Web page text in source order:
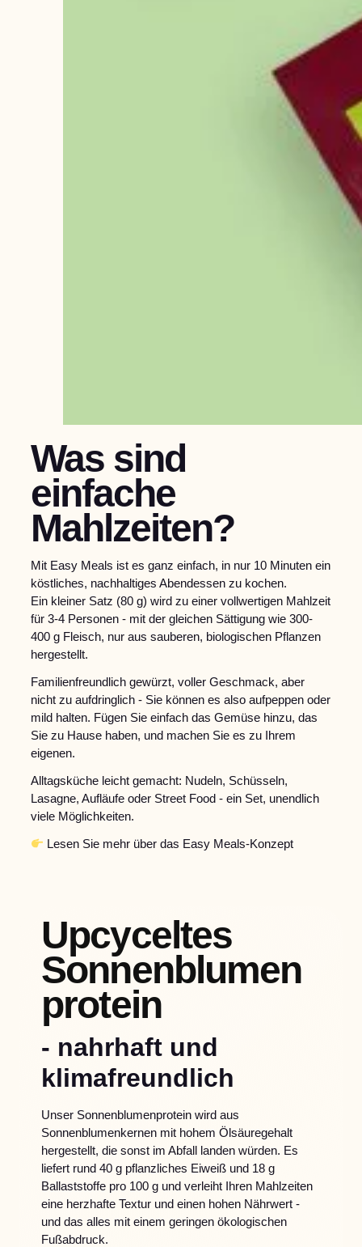
Was sind
einfache
Mahlzeiten?
Mit Easy Meals ist es ganz einfach, in nur 10 Minuten ein
köstliches, nachhaltiges Abendessen zu kochen.
Ein kleiner Satz (80 g) wird zu einer vollwertigen Mahlzeit
für 3-4 Personen - mit der gleichen Sättigung wie 300-
400 g Fleisch, nur aus sauberen, biologischen Pflanzen
hergestellt.
Familienfreundlich gewürzt, voller Geschmack, aber
nicht zu aufdringlich - Sie können es also aufpeppen oder
mild halten. Fügen Sie einfach das Gemüse hinzu, das
Sie zu Hause haben, und machen Sie es zu Ihrem
eigenen.
Alltagsküche leicht gemacht: Nudeln, Schüsseln,
Lasagne, Aufläufe oder Street Food - ein Set, unendlich
viele Möglichkeiten.
Lesen Sie mehr über das Easy Meals-Konzept
Upcyceltes
Sonnenblumen
protein
- nahrhaft und
klimafreundlich
Unser Sonnenblumenprotein wird aus
Sonnenblumenkernen mit hohem Ölsäuregehalt
hergestellt, die sonst im Abfall landen würden. Es
liefert rund 40 g pflanzliches Eiweiß und 18 g
Ballaststoffe pro 100 g und verleiht Ihren Mahlzeiten
eine herzhafte Textur und einen hohen Nährwert -
und das alles mit einem geringen ökologischen
Fußabdruck.